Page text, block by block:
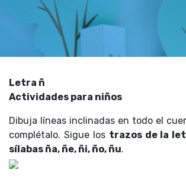
Letra ñ
Actividades para niños
Dibuja líneas inclinadas en todo el
complétalo. Sigue los trazos de la
sílabas ña, ñe, ñi, ño, ñu.